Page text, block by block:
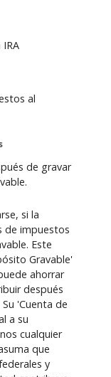
al
de gravar
si la
de impuestos
Este
Gravable'
ahorrar
después
'Cuenta de
a su
cualquier
que
y